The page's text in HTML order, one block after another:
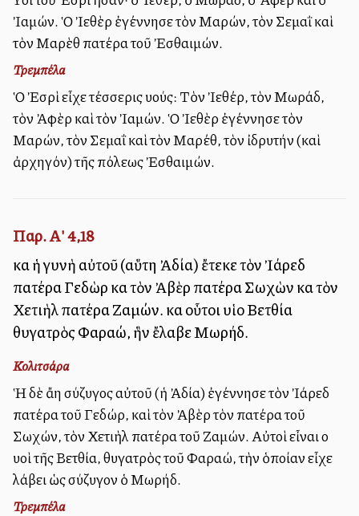
Ἰαμών. Ὁ Ἰεθὲρ ἐγέννησε τὸν Μαρών, τὸν Σεμαῒ καὶ
τὸν Μαρὲθ πατέρα τοῦ Ἐσθαιμών.
Τρεμπέλα
Ὁ Ἐσρὶ εἶχε τέσσερις υἱούς: Τὸν Ἰεθέρ, τὸν Μωράδ,
τὸν Ἀφὲρ καὶ τὸν Ἰαμών. Ὁ Ἰεθὲρ ἐγέννησε τὸν
Μαρών, τὸν Σεμαΐ καὶ τὸν Μαρέθ, τὸν ἰδρυτήν (καὶ
ἀρχηγόν) τῆς πόλεως Ἐσθαιμών.
Παρ. Α' 4,18
καὶ ἡ γυνὴ αὐτοῦ (αὕτη Ἀδία) ἔτεκε τὸν Ἰάρεδ
πατέρα Γεδὼρ καὶ τὸν Ἀβὲρ πατέρα Σωχὼν καὶ τὸν
Χετιὴλ πατέρα Ζαμών. καὶ οὗτοι υἱοὶ Βετθία
θυγατρὸς Φαραώ, ἣν ἔλαβε Μωρήδ.
Κολιτσάρα
Ἡ δὲ ἄλλη σύζυγος αὐτοῦ (ἡ Ἀδία) ἐγέννησε τὸν Ἰάρεδ
πατέρα τοῦ Γεδώρ, καὶ τὸν Ἀβὲρ τὸν πατέρα τοῦ
Σωχών, τὸν Χετιὴλ πατέρα τοῦ Ζαμών. Αὐτοὶ εἶναι οἱ
υἱοὶ τῆς Βετθία, θυγατρὸς τοῦ Φαραώ, τὴν ὁποίαν εἶχε
λάβει ὡς σύζυγον ὁ Μωρήδ.
Τρεμπέλα